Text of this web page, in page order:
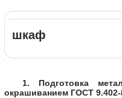
шкаф
1. Подготовка
окрашиванием ГОСТ 9.402-